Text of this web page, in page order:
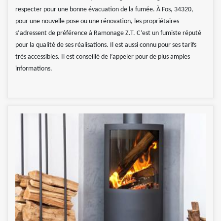
respecter pour une bonne évacuation de la fumée. À Fos, 34320,
pour une nouvelle pose ou une rénovation, les propriétaires
s‘adressent de préférence à Ramonage Z.T. C’est un fumiste réputé
pour la qualité de ses réalisations. Il est aussi connu pour ses tarifs
très accessibles. Il est conseillé de l’appeler pour de plus amples
informations.